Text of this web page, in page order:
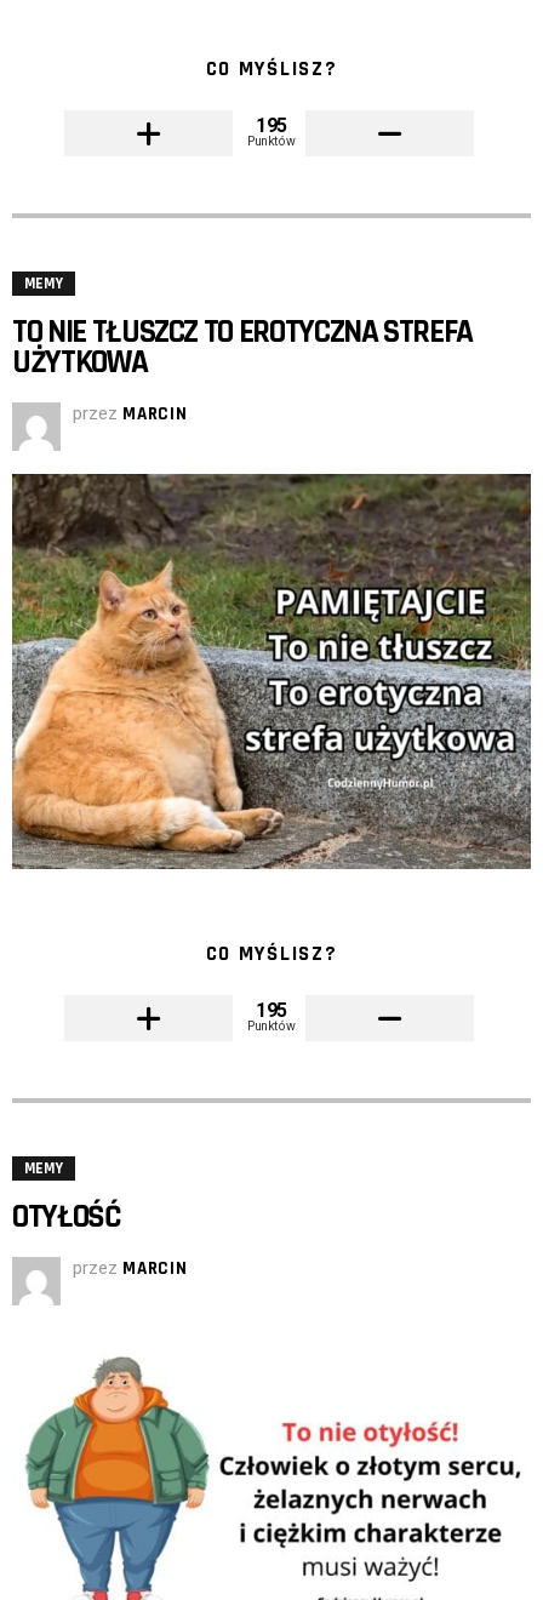
CO MYŚLISZ?
195
Punktów
MEMY
TO NIE TŁUSZCZ TO EROTYCZNA STREFA
UŻYTKOWA
przez MARCIN
CO MYŚLISZ?
195
Punktów
MEMY
OTYŁOŚĆ
przez MARCIN